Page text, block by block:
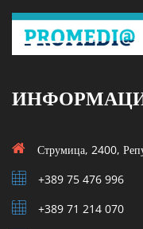
Струмица, 2400,
+389 75 476 996
+389 71 214 070